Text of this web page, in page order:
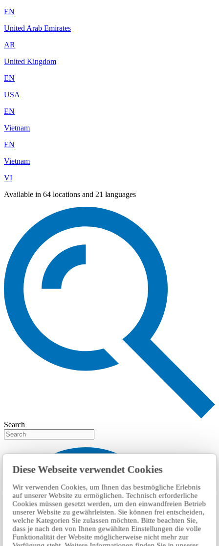
Diese Webseite verwendet Cookies
Wir verwenden Cookies, um Ihnen das bestmögliche Erlebnis
auf unserer Website zu ermöglichen. Technisch erforderliche
Cookies müssen gesetzt werden, um den einwandfreien Betrieb
unserer Website zu gewährleisten. Sie können frei entscheiden,
welche Kategorien Sie zulassen möchten. Bitte beachten Sie,
dass je nach den von Ihnen gewählten Einstellungen die volle
Funktionalität der Website möglicherweise nicht mehr zur
EN
United Arab Emirates
AR
United Kingdom
EN
USA
EN
Vietnam
EN
Vietnam
VI
Available in 64 locations and 21 languages
Search